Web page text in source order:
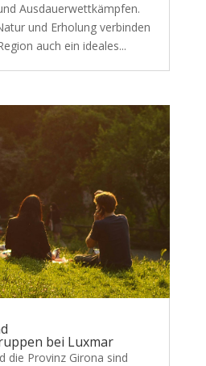
Ausdauerwettkämpfen.
und Erholung verbinden
auch ein ideales...
bei Luxmar
die Provinz Girona sind